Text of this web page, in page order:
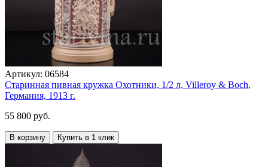
Артикул: 06584
Старинная пивная кружка Охотники, 1/2 л, Villeroy & Boch,
Германия, 1913 г.
55 800 руб.
В корзину Купить в 1 клик